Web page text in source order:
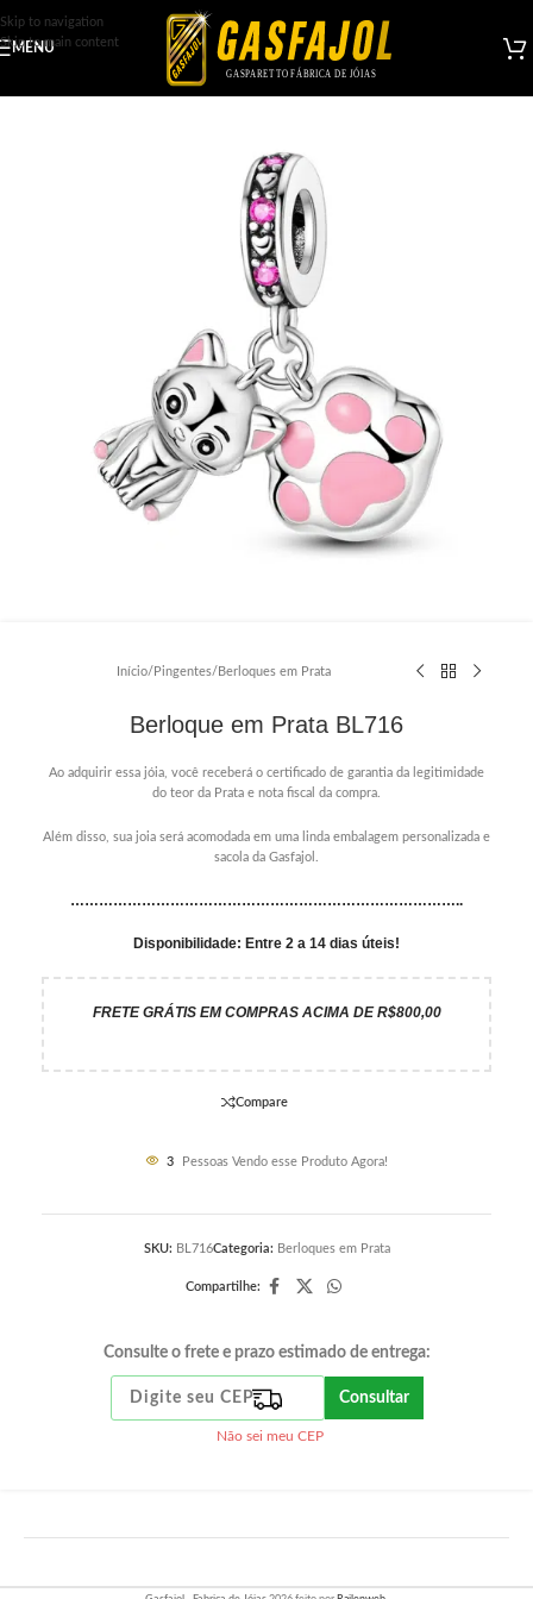
Skip to navigation
Skip to main content
MENU
Início/ Pingentes/ Berloques em Prata
Berloque em Prata BL716
Ao adquirir essa jóia, você receberá o certificado de garantia da legitimidade
do teor da Prata e nota fiscal da compra.
Além disso, sua joia será acomodada em uma linda embalagem personalizada e
sacola da Gasfajol.
………………………………………………………………………..
Disponibilidade: Entre 2 a 14 dias úteis!
FRETE GRÁTIS EM COMPRAS ACIMA DE R$800,00
Compare
3 Pessoas Vendo esse Produto Agora!
SKU: BL716Categoria: Berloques em Prata
Compartilhe:
Consulte o frete e prazo estimado de entrega:
Consultar
Não sei meu CEP